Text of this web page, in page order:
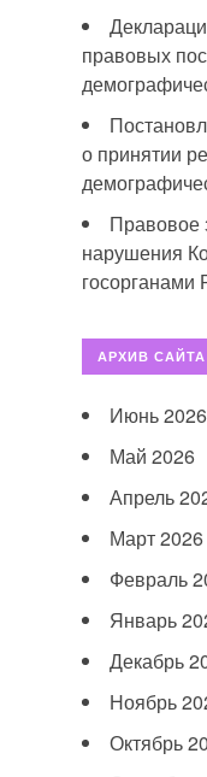
правовых
о принятии
Правовое
нарушения
госорганами
АРХИВ САЙТА
Июнь 2026
Май 2026
Апрель
Март 2026
Февраль
Январь
Декабрь
Ноябрь
Октябрь